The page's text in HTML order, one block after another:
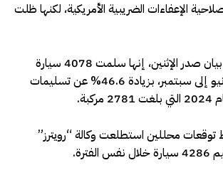
الإعفاءات الضريبية الأمريكية، لكنها ظلت
قالت المجموعة في بيان صدر الإثنين، إنها سلمت 4078 سيارة
خلال الأشهر من يونيو إلى سبتمبر، بزيادة 46.6% عن تسليمات
محللين استطلعت وكالة “رويترز”